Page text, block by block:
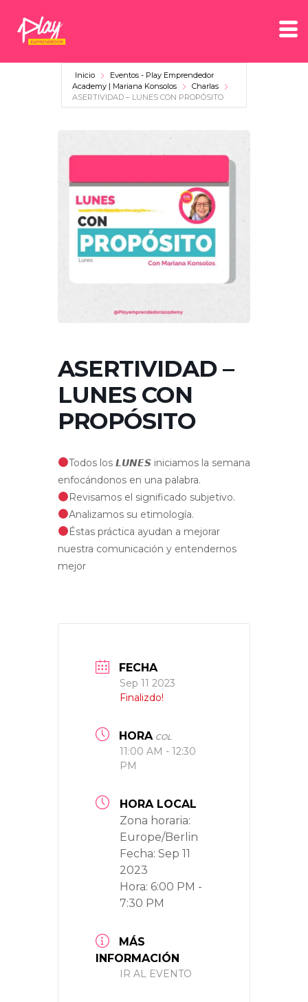
Inicio
Eventos - Play Emprendedor
Academy | Mariana Konsolos
Charlas
ASERTIVIDAD – LUNES CON PROPÓSITO
ASERTIVIDAD –
LUNES CON
PROPÓSITO
Todos los 𝙇𝙐𝙉𝙀𝙎 iniciamos la semana
enfocándonos en una palabra.
Revisamos el significado subjetivo.
Analizamos su etimología.
Éstas práctica ayudan a mejorar
nuestra comunicación y entendernos
mejor
FECHA
Sep 11 2023
Finalizdo!
HORA COL
11:00 AM - 12:30
PM
HORA LOCAL
Zona horaria:
Europe/Berlin
Fecha: Sep 11
2023
Hora: 6:00 PM -
7:30 PM
MÁS
INFORMACIÓN
IR AL EVENTO